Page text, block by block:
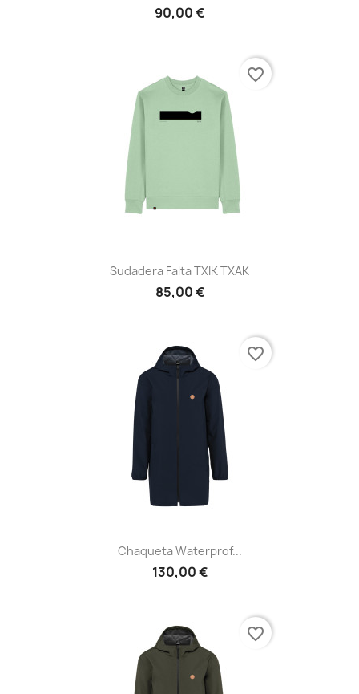
90,00 €
Sudadera Falta TXIK TXAK
85,00 €
favorite_border
Chaqueta Waterprof...
130,00 €
favorite_border
favorite_border